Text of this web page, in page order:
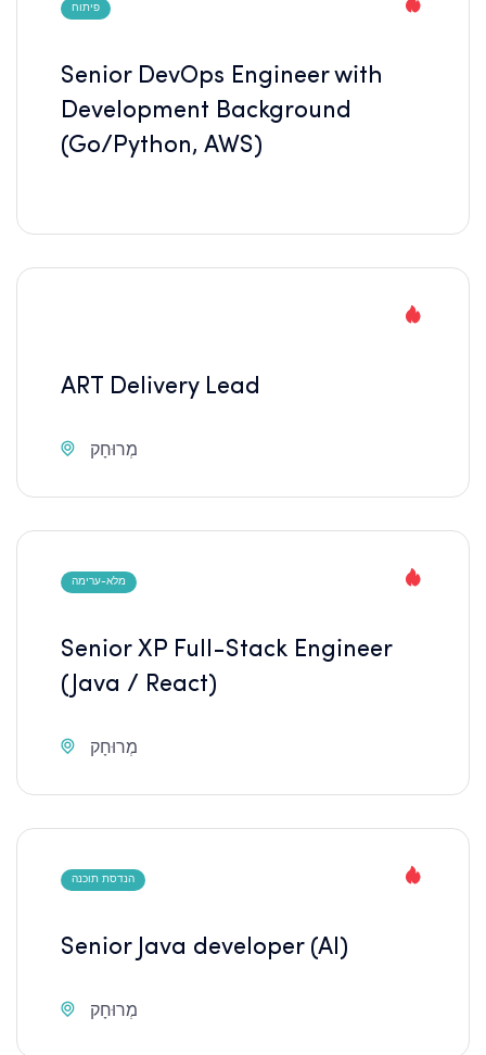
פיתוח
Senior DevOps Engineer with
Development Background
(Go/Python, AWS)
ART Delivery Lead
מְרוּחָק
מלא-ערימה
Senior XP Full-Stack Engineer
(Java / React)
מְרוּחָק
הנדסת תוכנה
Senior Java developer (AI)
מְרוּחָק